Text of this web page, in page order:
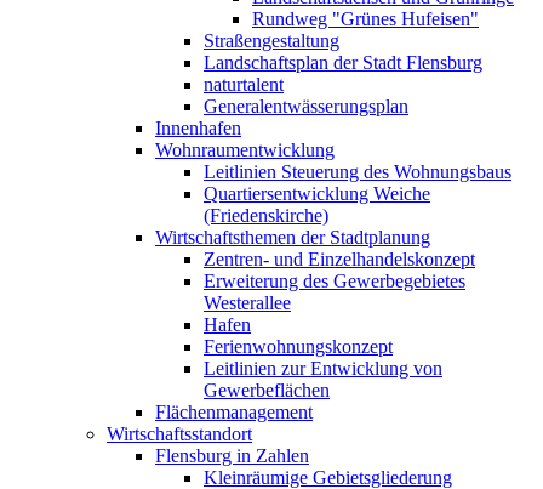
Rundweg "Grünes Hufeisen"
Straßengestaltung
Landschaftsplan der Stadt Flensburg
naturtalent
Generalentwässerungsplan
Innenhafen
Wohnraumentwicklung
Leitlinien Steuerung des Wohnungsbaus
Quartiersentwicklung Weiche
(Friedenskirche)
Wirtschaftsthemen der Stadtplanung
Zentren- und Einzelhandelskonzept
Erweiterung des Gewerbegebietes
Westerallee
Hafen
Ferienwohnungskonzept
Leitlinien zur Entwicklung von
Gewerbeflächen
Flächenmanagement
Wirtschaftsstandort
Flensburg in Zahlen
Kleinräumige Gebietsgliederung